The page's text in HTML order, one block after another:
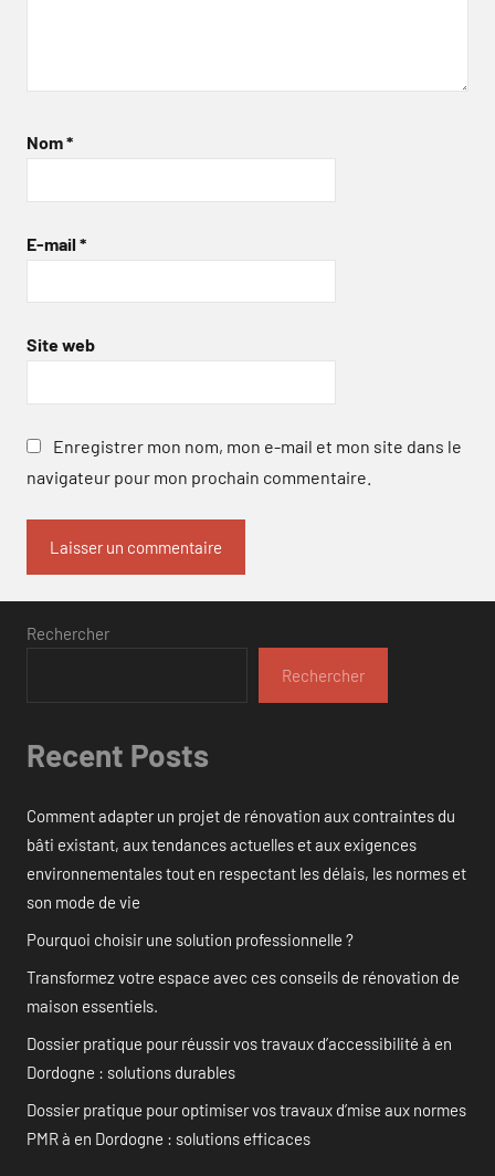
Nom*
E-mail *
Site web
Enregistrer mon nom, mon e-mail et mon site dans le
navigateur pour mon prochain commentaire.
Rechercher
Rechercher
Recent Posts
Comment adapter un projet de rénovation aux contraintes du
bâti existant, aux tendances actuelles et aux exigences
environnementales tout en respectant les délais, les normes et
son mode de vie
Pourquoi choisir une solution professionnelle ?
Transformez votre espace avec ces conseils de rénovation de
maison essentiels.
Dossier pratique pour réussir vos travaux d’accessibilité à en
Dordogne : solutions durables
Dossier pratique pour optimiser vos travaux d’mise aux normes
PMR à en Dordogne : solutions efficaces